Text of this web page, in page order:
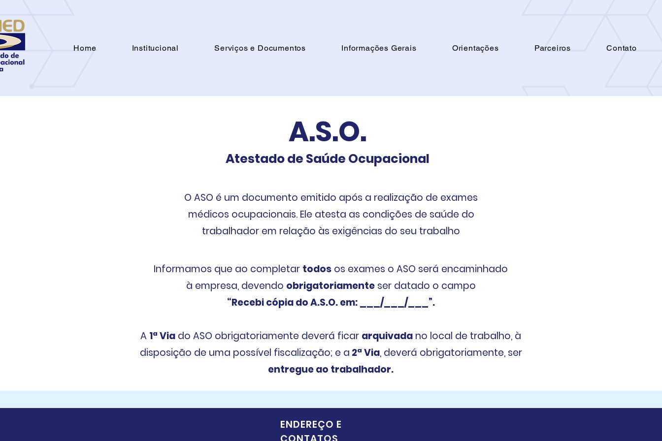
Home Institucional Serviços e Documentos Informações Gerais Orientações Parceiros Contato
A.S.O.
Atestado de Saúde Ocupacional
O ASO é um documento emitido após a realização de exames
médicos ocupacionais. Ele atesta as condições de saúde do
trabalhador em relação às exigências do seu trabalho
Informamos que ao completar todos os exames o ASO será encaminhado
à empresa, devendo obrigatoriamenteser datado o campo
“Recebi cópia do A.S.O. em: ___/___/___”.
A 1ª Via do ASO obrigatoriamente deverá ficar arquivada no local de trabalho, à
disposição de uma possível fiscalização; e a 2ª Via, deverá obrigatoriamente, ser
entregue ao trabalhador.
ENDEREÇO E